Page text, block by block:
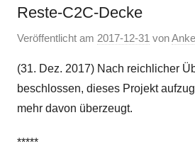
Reste-C2C-Decke
Veröffentlicht am 2017-12-31 vonAnke
(31. Dez. 2017) Nach reichlicher
beschlossen, dieses Projekt
mehr davon überzeugt.